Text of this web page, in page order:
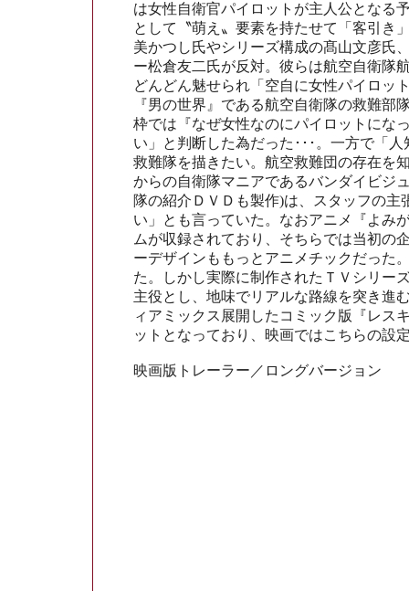
は女性自衛官パイロットが主人公となる
として〝萌え〟要素を持たせて「客引き
美かつし氏やシリーズ構成の髙山文彦氏
ー松倉友二氏が反対。彼らは航空自衛隊
どんどん魅せられ「空自に女性パイロッ
『男の世界』である航空自衛隊の救難部
枠では『なぜ女性なのにパイロットにな
い」と判断した為だった･･･。一方で「
救難隊を描きたい。航空救難団の存在を
からの自衛隊マニアであるバンダイビジ
隊の紹介ＤＶＤも製作)は、スタッフの
い」とも言っていた。なおアニメ『よみ
ムが収録されており、そちらでは当初の
ーデザインももっとアニメチックだった
た。しかし実際に制作されたＴＶシリー
主役とし、地味でリアルな路線を突き進
ィアミックス展開したコミック版『レス
ットとなっており、映画ではこちらの設
映画版トレーラー／ロングバージョン